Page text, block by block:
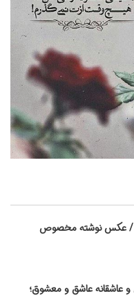
/ عکس نوشته مخصوص
عاشق و معشوق؛